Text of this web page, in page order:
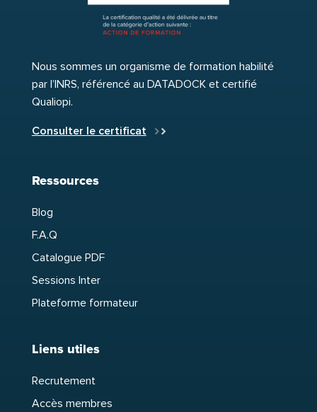
Nous sommes un organisme de formation habilité
par l’INRS, référencé au DATADOCK et certifié
Qualiopi.
Consulter le certificat
Ressources
Blog
F.A.Q
Catalogue PDF
Sessions Inter
Plateforme formateur
Liens utiles
Recrutement
Accès membres